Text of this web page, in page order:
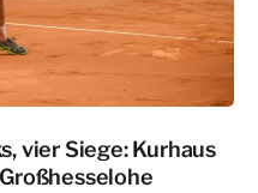
vier Siege: Kurhaus